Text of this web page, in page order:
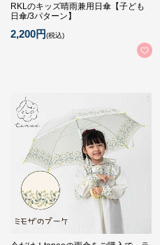
RKLのキッズ晴雨兼用日傘【子ども
日傘/3パターン】
2,200円(税込)